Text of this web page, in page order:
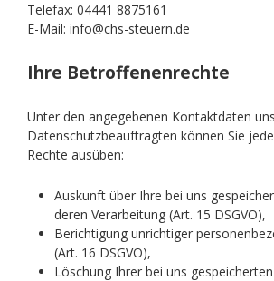
Telefax: 04441 8875161
E-Mail: info@chs-steuern.de
Ihre Betroffenenrechte
Unter den angegebenen Kontaktdaten
Datenschutzbeauftragten können Sie
Rechte ausüben:
Auskunft über Ihre bei uns
deren Verarbeitung (Art. 15 DSGVO),
Berichtigung unrichtiger
(Art. 16 DSGVO),
Löschung Ihrer bei uns